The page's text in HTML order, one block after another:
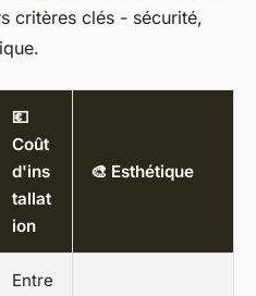
critères clés - sécurité,
💶
Coût
d'ins
tallat
ion
🎨 Esthétique
Entre